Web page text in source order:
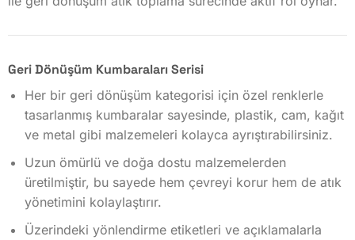
Geri Dönüşüm Kumbaraları Serisi
Her bir geri dönüşüm kategorisi için özel renklerle
tasarlanmış kumbaralar sayesinde, plastik, cam, kağıt
ve metal gibi malzemeleri kolayca ayrıştırabilirsiniz.
Uzun ömürlü ve doğa dostu malzemelerden
üretilmiştir, bu sayede hem çevreyi korur hem de atık
yönetimini kolaylaştırır.
Üzerindeki yönlendirme etiketleri ve açıklamalarla